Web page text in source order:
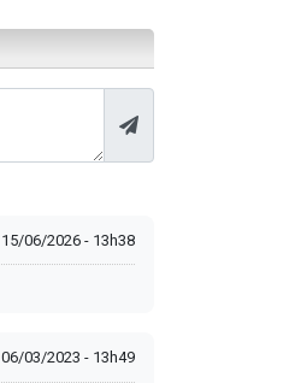
15/06/2026 - 13h38
06/03/2023 - 13h49